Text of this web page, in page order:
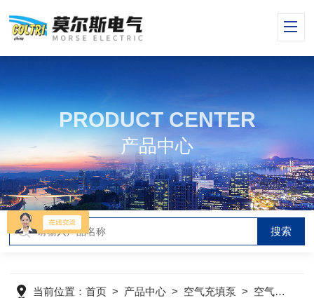
PRODUCT CENTER
产品中心
当前位置：首页 > 产品中心 > 空气充填泵 > 空气压缩机